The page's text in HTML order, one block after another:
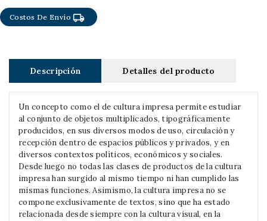
Costos De Envíolocal_shipping
Descripción Detalles del producto
Un concepto como el de cultura impresa permite estudiar
al conjunto de objetos multiplicados, tipográficamente
producidos, en sus diversos modos de uso, circulación y
recepción dentro de espacios públicos y privados, y en
diversos contextos políticos, económicos y sociales.
Desde luego no todas las clases de productos de la cultura
impresa han surgido al mismo tiempo ni han cumplido las
mismas funciones. Asimismo, la cultura impresa no se
compone exclusivamente de textos, sino que ha estado
relacionada desde siempre con la cultura visual, en la